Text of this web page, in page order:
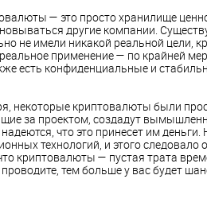
— это просто хранилище
другие компании.
не имели никакой реальной цели,
применение — по крайней
есть конфиденциальные и
некоторые криптовалюты были
за проектом, создадут
что это принесет им
технологий, и этого следовало
криптовалюты — пустая трата
тем больше у вас будет